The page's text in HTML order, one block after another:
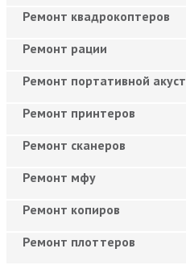
Ремонт квадрокоптеров
Ремонт рации
Ремонт портативной
Ремонт принтеров
Ремонт сканеров
Ремонт мфу
Ремонт копиров
Ремонт плоттеров